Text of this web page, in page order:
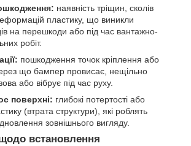
наявність тріщин, сколів
пластику, що виникли
на перешкоди або під час вантажно-
робіт.
пошкодження точок кріплення або
що бампер провисає, нещільно
або вібрує під час руху.
поверхні: глибокі потертості або
(втрата структури), які роблять
зовнішнього вигляду.
встановлення